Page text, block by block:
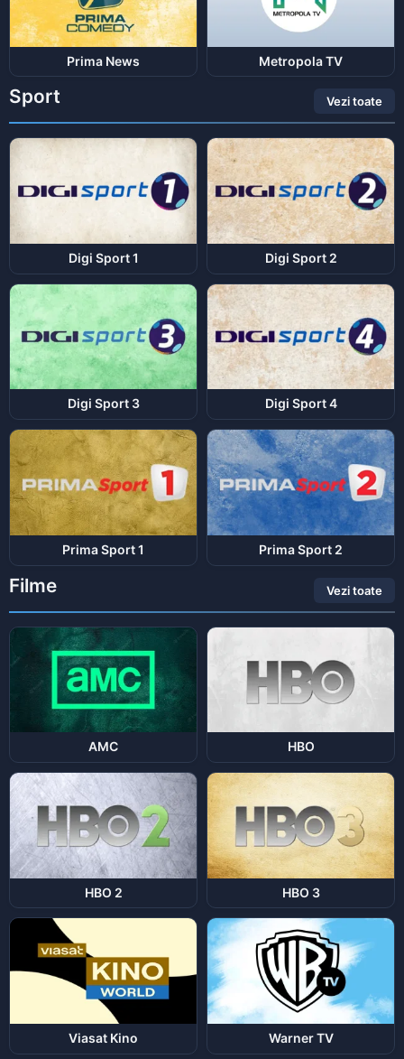
Prima News Metropola TV
Sport Vezi toate
Digi Sport 1 Digi Sport 2
Digi Sport 3 Digi Sport 4
Prima Sport 1 Prima Sport 2
Filme Vezi toate
AMC HBO
HBO 2 HBO 3
Viasat Kino Warner TV